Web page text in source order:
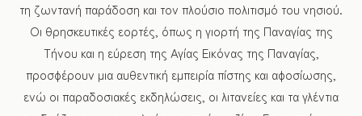
τη ζωντανή παράδοση και τον πλούσιο πολιτισμό του νησιού.
Οι θρησκευτικές εορτές, όπως η γιορτή της Παναγίας της
Τήνου και η εύρεση της Αγίας Εικόνας της Παναγίας,
προσφέρουν μια αυθεντική εμπειρία πίστης και αφοσίωσης,
ενώ οι παραδοσιακές εκδηλώσεις, οι λιτανείες και τα γλέντια